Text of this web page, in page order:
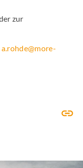
zur
a.rohde@more-